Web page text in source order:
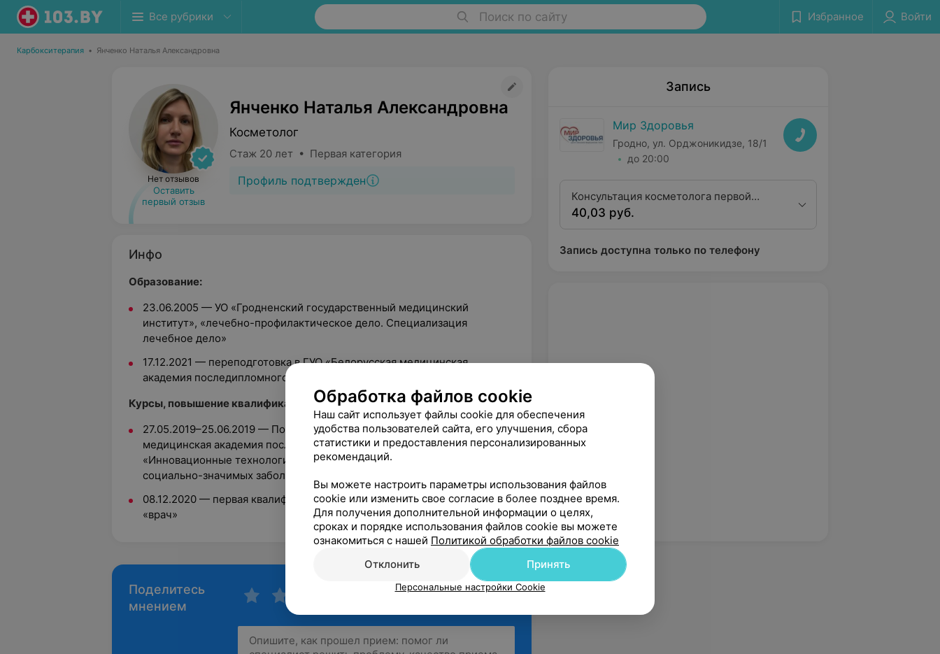
Все рубрики Поиск по сайту Избранное Войти
Карбокситерапия • Янченко Наталья Александровна
Нет отзывов
Оставить
первый отзыв
Янченко Наталья Александровна
Косметолог
Стаж 20 лет • Первая категория
Профиль подтвержден
Инфо
Образование:
23.06.2005 — УО «Гродненский государственный медицинский
институт», «лечебно-профилактическое дело. Специализация
лечебное дело»
17.12.2021 — переподготовка в ГУО «Белорусская медицинская
академия последипломного образования», «косметология»
Курсы, повышение квалификации:
27.05.2019–25.06.2019 — Повышение квалификации в ГУО «Белорусская
медицинская академия последипломного образования» по программе:
«Инновационные технологии в диагностике, лечении и профилактике
социально-значимых заболеваний кожи»
08.12.2020 — первая квалификационная категория по квалификации
«врач»
Поделитесь
мнением
Запись
Мир Здоровья
Гродно, ул. Орджоникидзе, 18/1
до 20:00
Консультация косметолога первой
квалификационной категории
40,03 руб.
Запись доступна только по телефону
Обработка файлов cookie
Наш сайт использует файлы cookie для обеспечения
удобства пользователей сайта, его улучшения, сбора
статистики и предоставления персонализированных
рекомендаций.
Вы можете настроить параметры использования файлов
cookie или изменить свое согласие в более позднее время.
Для получения дополнительной информации о целях,
сроках и порядке использования файлов cookie вы можете
ознакомиться с нашей Политикой обработки файлов cookie
Отклонить
Принять
Персональные настройки Cookie